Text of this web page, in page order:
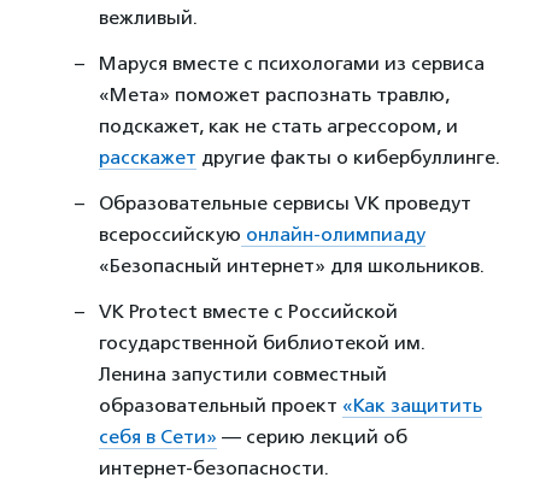
вежливый.
Маруся вместе с психологами из сервиса
«Мета» поможет распознать травлю,
подскажет, как не стать агрессором, и
расскажет другие факты о кибербуллинге.
Образовательные сервисы VK проведут
всероссийскую онлайн-олимпиаду
«Безопасный интернет» для школьников.
VK Protect вместе с Российской
государственной библиотекой им.
Ленина запустили совместный
образовательный проект «Как защитить
себя в Сети» — серию лекций об
интернет-безопасности.